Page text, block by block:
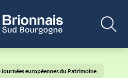
Journées européennes du Patrimoine